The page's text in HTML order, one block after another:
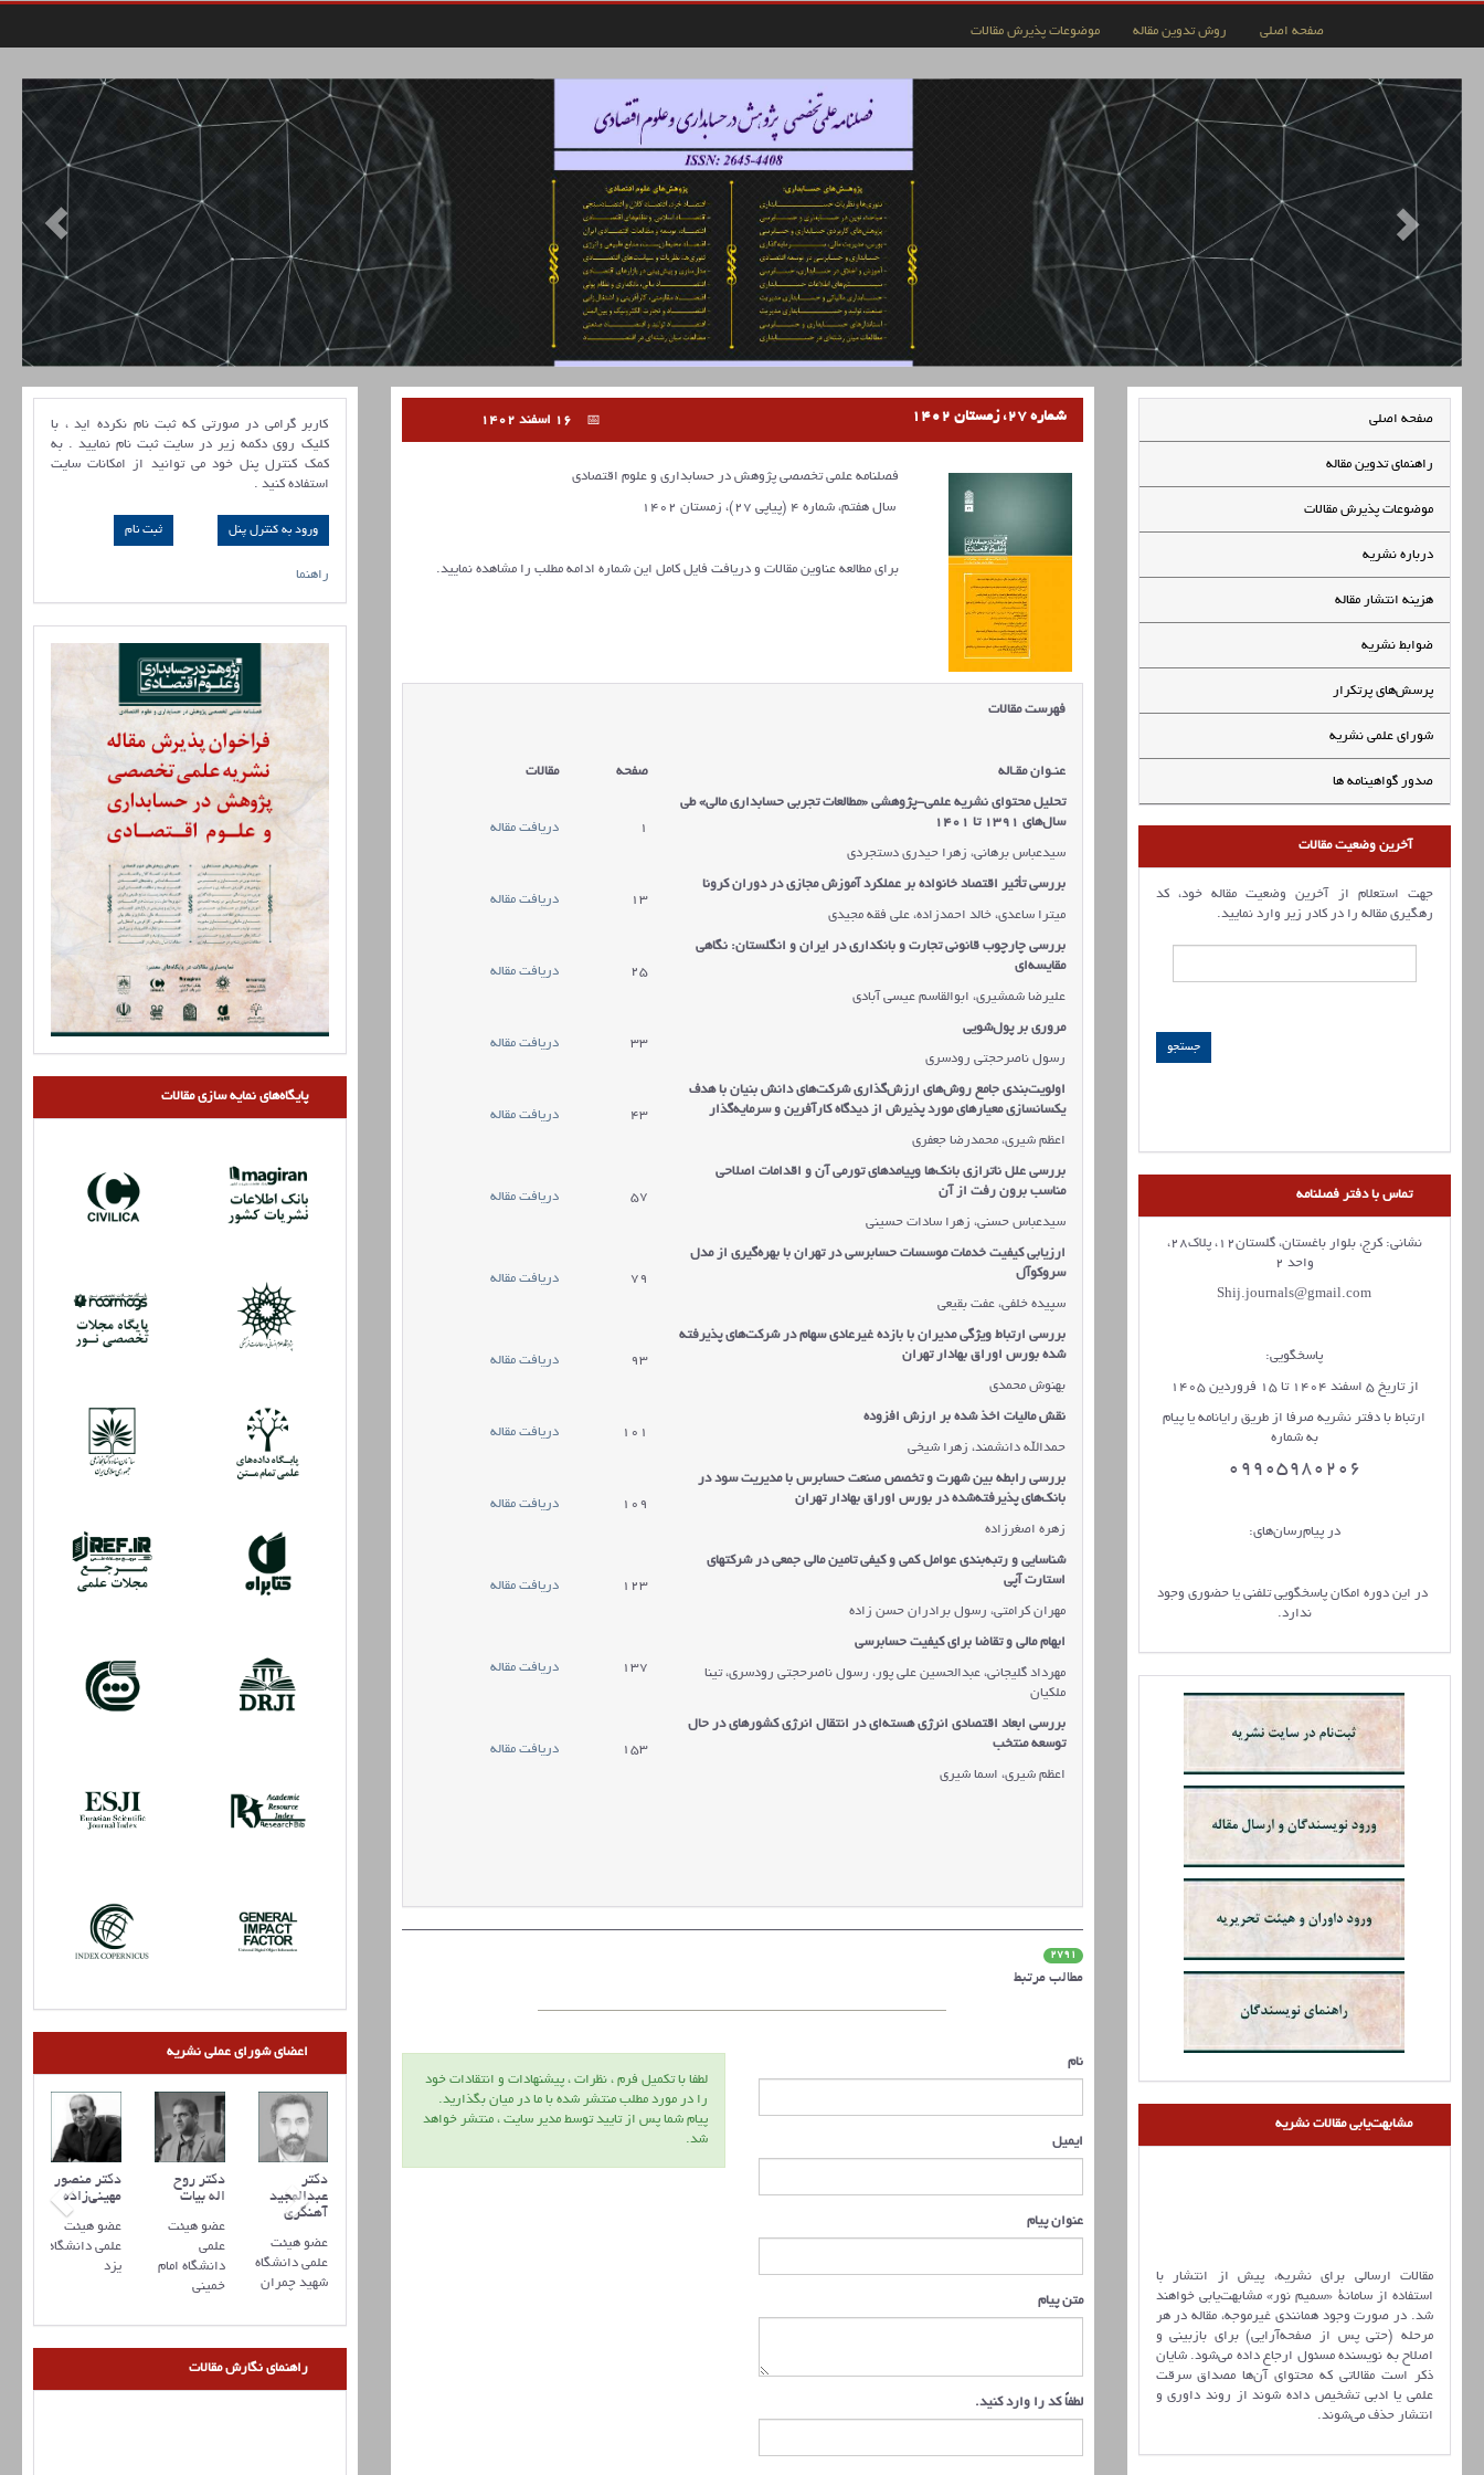
صفحه اصلی روش تدوین مقاله موضوعات پذیرش مقالات
صفحه اصلی
راهنمای تدوین مقاله
موضوعات پذیرش مقالات
درباره نشریه
هزینه انتشار مقاله
ضوابط نشریه
پرسش‌های پرتکرار
شورای علمی نشریه
صدور گواهینامه ها
آخرین وضعیت مقالات
جهت استعلام از آخرین وضعیت مقاله خود، کد
رهگیری مقاله را در کادر زیر وارد نمایید.
تماس با دفتر فصلنامه
نشانی: کرج، بلوار باغستان، گلستان12، پلاک28،
واحد 2
Shij.journals@gmail.com
پاسخگویی:
از تاریخ 5 اسفند 1404 تا 15 فروردین 1405
ارتباط با دفتر نشریه صرفا از طریق رایانامه یا پیام
به شماره
09905980206
در پیام‌رسان‌های:
در این دوره امکان پاسخگویی تلفنی یا حضوری وجود
ندارد.
مشابهت‌یابی مقالات نشریه
مقالات ارسالی برای نشریه، پیش از انتشار با
استفاده از سامانۀ «سمیم نور» مشابهت‌یابی خواهند
شد. در صورت وجود همانندی غیرموجه، مقاله در هر
مرحله (حتی پس از صفحه‌آرایی) برای بازبینی و
اصلاح به نویسنده مسئول ارجاع داده می‌شود. شایان
ذکر است مقالاتی که محتوای آن‌ها مصداق سرقت
علمی یا ادبی تشخیص داده شوند از روند داوری و
انتشار حذف می‌شوند.
شماره 27، زمستان 1402
فصلنامه علمی تخصصی پژوهش در حسابداری و علوم اقتصادی
سال هفتم، شماره 4 (پیاپی 27)، زمستان 1402
برای مطالعه عناوین مقالات و دریافت فایل کامل این شماره ادامه مطلب را مشاهده نمایید.
فهرست مقالات
عنـوان مقـاله صفحه مقالات
تحلیل محتوای نشریه علمی-پژوهشی «مطالعات تجربی حسابداری مالی» طی
سال‌های 1391 تا 1401
1
دریافت مقاله
سیدعباس برهانی، زهرا حیدری دستجردی
بررسی تأثیر اقتصاد خانواده بر عملکرد آموزش مجازی در دوران کرونا
13
دریافت مقاله
میترا ساعدی، خالد احمدزاده، علی فقه مجیدی
بررسی چارچوب قانونی تجارت و بانکداری در ایران و انگلستان: نگاهی
مقایسه‌ای
25
دریافت مقاله
علیرضا شمشیری، ابوالقاسم عیسی آبادی
مروری بر پول‌شویی
33
دریافت مقاله
رسول ناصرحجتی رودسری
اولویتبندی جامع روش‌های ارزش‌گذاری شرکت‌های دانش بنیان با هدف
یکسانسازی معیارهای مورد پذیرش از دیدگاه کارآفرین و سرمایه‌گذار
43
دریافت مقاله
اعظم شیری، محمدرضا جعفری
بررسی علل ناترازی بانک‌ها وپیامدهای تورمی آن و اقدامات اصلاحی
مناسب برون رفت از آن
57
دریافت مقاله
سیدعباس حسنی، زهرا سادات حسینی
ارزیابی کیفیت خدمات موسسات حسابرسی در تهران با بهره‌گیری از مدل
سروکوآل
79
دریافت مقاله
سپیده خلفی، عفت بقیعی
بررسی ارتباط ویژگی مدیران با بازده غیرعادی سهام در شرکت‌های پذیرفته
شده بورس اوراق بهادار تهران
93
دریافت مقاله
بهنوش محمدی
نقش مالیات اخذ شده بر ارزش افزوده
101
دریافت مقاله
حمدالله دانشمند، زهرا شیخی
بررسی رابطه بین شهرت و تخصص صنعت حسابرس با مدیریت سود در
بانک‌های پذیرفته‌شده در بورس اوراق بهادار تهران
109
دریافت مقاله
زهره اصغرزاده
شناسایی و رتبه‌بندی عوامل كمي و كيفي تامین مالی جمعی در شرکتهای
استارت آپی
123
دریافت مقاله
مهران کرامتی، رسول برادران حسن زاده
ابهام مالی و تقاضا برای کیفیت حسابرسی
137
دریافت مقاله
مهرداد گلیجانی، عبدالحسین علی پور، رسول ناصرحجتی رودسری، تینا
ملکیان
بررسی ابعاد اقتصادی انرژی هسته‌ای در انتقال انرژی کشورهای در حال
توسعه منتخب
153
دریافت مقاله
اعظم شیری، اسما شیری
2791
مطالب مرتبط
لطفا با تكميل فرم ، نظرات ، پيشنهادات و انتقادات خود
را در مورد مطلب منتشر شده با ما در ميان بگذاريد.
پيام شما پس از تاييد توسط مدير سايت ، منتشر خواهد
شد.
نام
ایمیل
عنوان پیام
متن پیام
لطفاً کد را وارد کنید.
کاربر گرامی در صورتی که ثبت نام نکرده اید ، با
کلیک روی دکمه زیر در سایت ثبت نام نمایید . به
کمک کنترل پنل خود می توانید از امکانات سایت
استفاده کنید .
ورود به کنترل پنل
راهنما
پایگاه‌های نمایه سازی مقالات
اعضای شورای عملی نشریه
دکتر منصور
مهینی‌زاده
عضو هیئت
علمی دانشگاه
یزد
دکتر روح
اله بیات
عضو هیئت
علمی
دانشگاه امام
خمینی
دکتر
عبدالمجید
آهنگری
عضو هیئت
علمی دانشگاه
شهید چمران
راهنمای نگارش مقالات